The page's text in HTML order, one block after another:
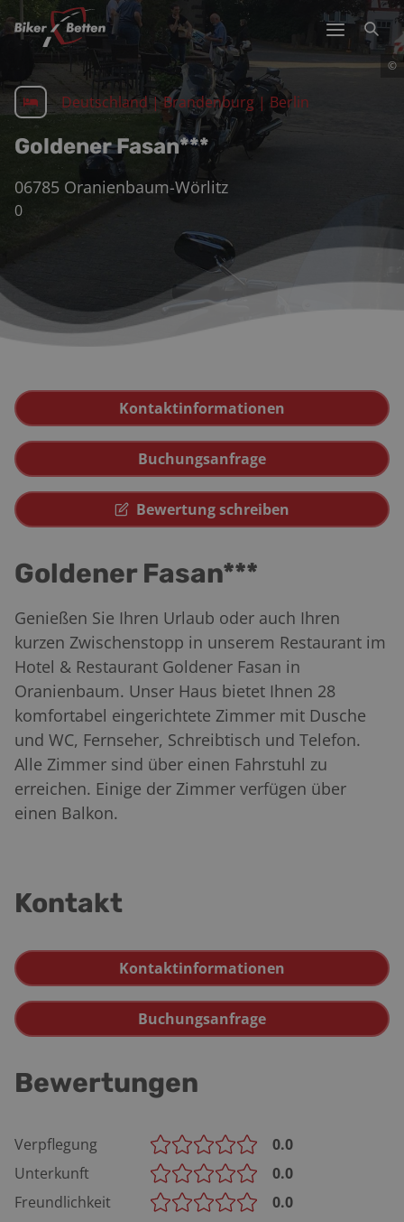
©
Deutschland |Brandenburg | Berlin
Goldener Fasan***
06785 Oranienbaum-Wörlitz
0
Kontaktinformationen
Buchungsanfrage
Bewertung schreiben
Goldener Fasan***
Genießen Sie Ihren Urlaub oder auch Ihren
kurzen Zwischenstopp in unserem Restaurant im
Hotel & Restaurant Goldener Fasan in
Oranienbaum. Unser Haus bietet Ihnen 28
komfortabel eingerichtete Zimmer mit Dusche
und WC, Fernseher, Schreibtisch und Telefon.
Alle Zimmer sind über einen Fahrstuhl zu
erreichen. Einige der Zimmer verfügen über
einen Balkon.
Kontakt
Kontaktinformationen
Buchungsanfrage
Bewertungen
Verpflegung
0.0
Unterkunft
0.0
Freundlichkeit
0.0